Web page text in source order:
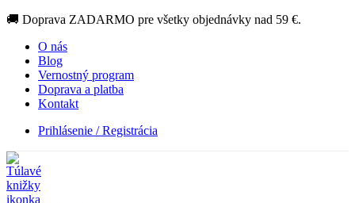
🚚 Doprava ZADARMO pre všetky objednávky nad 59 €.
O nás
Blog
Vernostný program
Doprava a platba
Kontakt
Prihlásenie / Registrácia